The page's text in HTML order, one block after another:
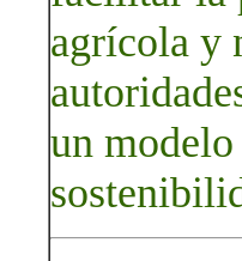
agrícola y
un